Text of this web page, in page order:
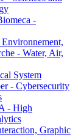
-
- Water, Air,
System
- Cybersecurity
- High
Graphic